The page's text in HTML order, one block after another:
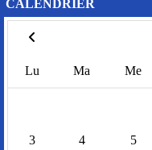
CALENDRIER
Lu Ma Me
3 4 5